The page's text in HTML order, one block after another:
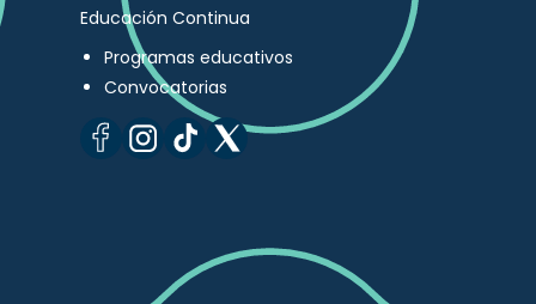
Educación Continua
Programas educativos
Convocatorias